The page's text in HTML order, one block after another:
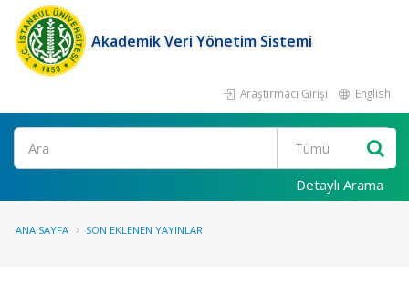
Akademik Veri Yönetim Sistemi
Araştırmacı Girişi English
Ara
Detaylı Arama
ANA SAYFA SON EKLENEN YAYINLAR